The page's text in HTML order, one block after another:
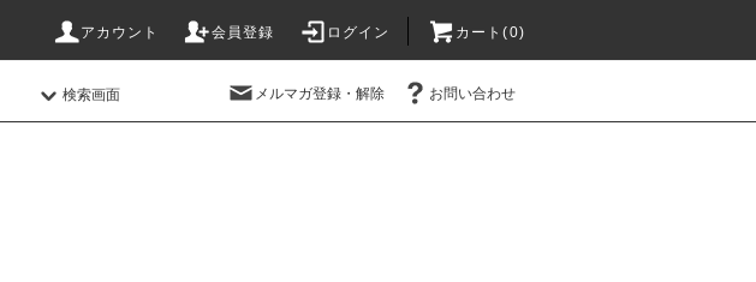
アカウント 会員登録 ログイン カート(0)
検索画面 メルマガ登録・解除 お問い合わせ